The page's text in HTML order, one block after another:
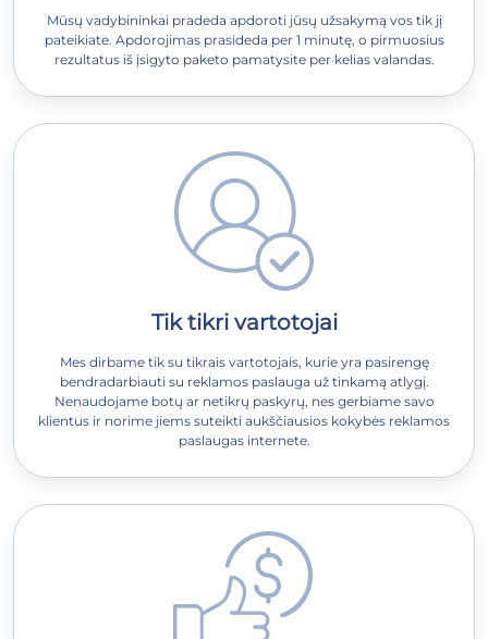
Mūsų vadybininkai pradeda apdoroti jūsų užsakymą vos tik jį
pateikiate. Apdorojimas prasideda per 1 minutę, o pirmuosius
rezultatus iš įsigyto paketo pamatysite per kelias valandas.
Tik tikri vartotojai
Mes dirbame tik su tikrais vartotojais, kurie yra pasirengę
bendradarbiauti su reklamos paslauga už tinkamą atlygį.
Nenaudojame botų ar netikrų paskyrų, nes gerbiame savo
klientus ir norime jiems suteikti aukščiausios kokybės reklamos
paslaugas internete.